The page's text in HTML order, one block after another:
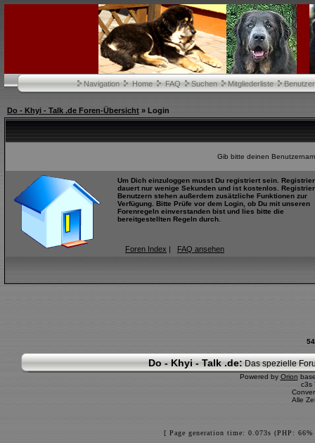
Navigation Home FAQ Suchen Mitgliederliste
Do - Khyi - Talk .de Foren-Übersicht » Login
Gib bitte deinen
Um Dich einzuloggen musst Du registriert sein.
dauert nur wenige Sekunden und ist kostenlos.
Benutzern stehen außerdem zusätzliche Funktionen zur
Verfügung. Bitte Prüfe vor dem Login, ob Du mit unseren
Forenregeln einverstanden bist und lies bitte die
bereitgestellten Regeln durch.
Foren Index | FAQ ansehen
Do - Khyi - Talk .de: Das spezielle
Powered by Orion
c3s
Alle
[ Page generation time: 0.073s (PHP: